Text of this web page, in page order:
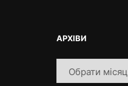
АРХІВИ
Архіви